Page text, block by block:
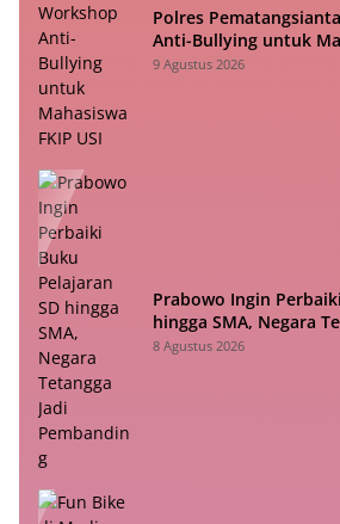
Polres
Anti-Bullying untuk
9 Agustus 2026
Prabowo Ingin
hingga SMA, Negara
Pembanding
8 Agustus 2026